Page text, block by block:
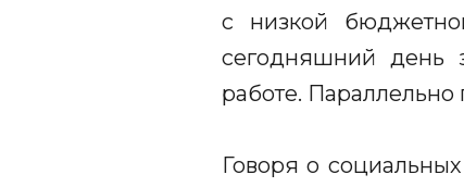
с низкой
сегодняшний день
работе.
Говоря о